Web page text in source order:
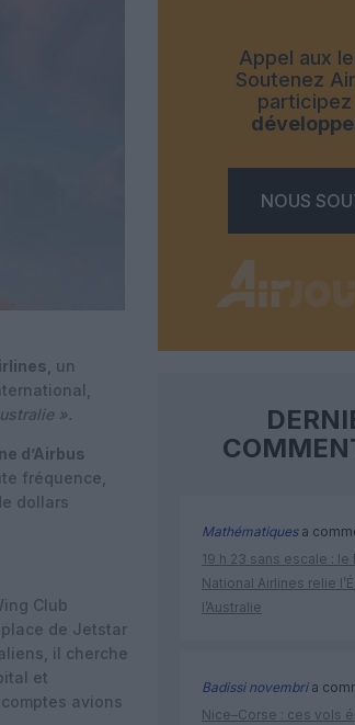
, un
».
d’Airbus
fréquence,
dollars
Club
place de Jetstar
il cherche
et
avions
Appel aux
Soutenez
participez
NOUS
Mathématiquesa
19 h 23 sans escale :
National Airlines relie
l’Australie
Badissi novembria
Nice–Corse : ces vols